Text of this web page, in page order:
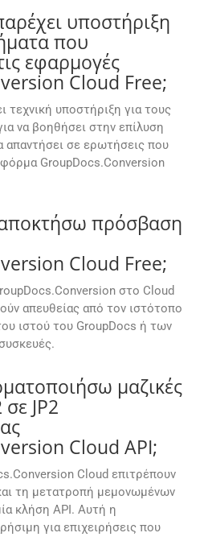
υποστήριξη
που
εφαρμογές
Cloud Free;
υποστήριξη για τους
να βοηθήσει στην επίλυση
σε ερωτήσεις που
GroupDocs.Conversion
πρόσβαση
Cloud Free;
στο Cloud
απευθείας από τον ιστότοπο
ιστού του GroupDocs ή των
μαζικές
JP2
Cloud API;
Cloud επιτρέπουν
τη μετατροπή μεμονωμένων
κλήση API. Αυτή η
για επιχειρήσεις που